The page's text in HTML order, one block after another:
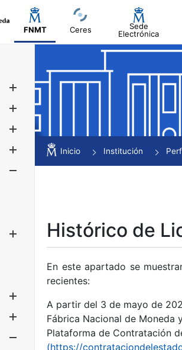
FNMT Ceres
Sede
Electrónica
Mostrar/Ocultar
Mostrar/Ocultar
Mostrar/Ocultar
Mostrar/Ocultar
Mostrar/Ocultar
Inicio Institución
Histórico de
En este apartado se
recientes:
A partir del 3 de mayo de
Fábrica Nacional de Moneda
Plataforma de Contratación
(https://